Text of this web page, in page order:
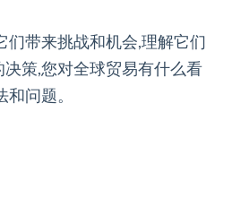
们带来挑战和机会,理解它们
策,您对全球贸易有什么看
问题。